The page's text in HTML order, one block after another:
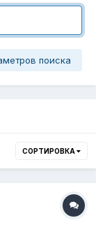
поиска
СОРТИРОВКА